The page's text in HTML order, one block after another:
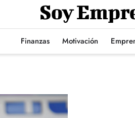
Finanzas Motivación